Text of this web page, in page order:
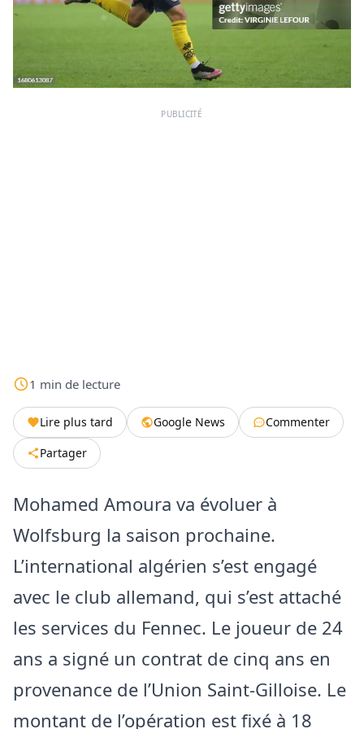
PUBLICITÉ
1 min de lecture
Lire plus tard Google News
Commenter
Partager
Mohamed Amoura va évoluer à
Wolfsburg la saison prochaine.
L’international algérien s’est engagé
avec le club allemand, qui s’est attaché
les services du Fennec. Le joueur de 24
ans a signé un contrat de cinq ans en
provenance de l’Union Saint-Gilloise. Le
montant de l’opération est fixé à 18